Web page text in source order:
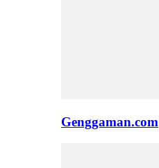
Genggaman.com